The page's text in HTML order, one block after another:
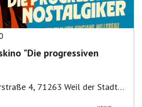
"Die progressiven
4, 71263 Weil der Stadt,